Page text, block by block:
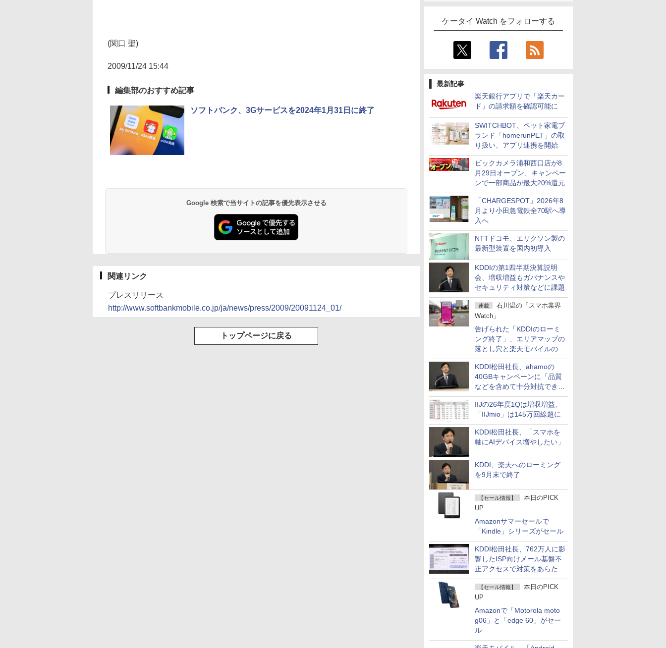
ケータイ Watch をフォローする
最新記事
楽天銀行アプリで「楽天カー
ド」の請求額を確認可能に
SWITCHBOT、ペット家電ブ
ランド「homerunPET」の取
り扱い、アプリ連携を開始
ビックカメラ浦和西口店が8
月29日オープン、キャンペー
ンで一部商品が最大20%還元
「CHARGESPOT」2026年8
月より小田急電鉄全70駅へ導
入へ
NTTドコモ、エリクソン製の
最新型装置を国内初導入
KDDIの第1四半期決算説明
会、増収増益もガバナンスや
セキュリティ対策などに課題
連載
石川温の「スマホ業界
Watch」
告げられた「KDDIのローミ
ング終了」、エリアマップの
落とし穴と楽天モバイルの課
題
KDDI松田社長、ahamoの
40GBキャンペーンに「品質
などを含めて十分対抗でき
る」
IIJの26年度1Qは増収増益、
「IIJmio」は145万回線超に
KDDI松田社長、「スマホを
軸にAIデバイス増やしたい」
KDDI、楽天へのローミング
を9月末で終了
【セール情報】
本日のPICK
UP
Amazonサマーセールで
「Kindle」シリーズがセール
KDDI松田社長、762万人に影
響したISP向けメール基盤不
正アクセスで対策をあらため
て説明
【セール情報】
本日のPICK
UP
Amazonで「Motorola moto
g06」と「edge 60」がセー
ル
(関口 聖)
2009/11/24 15:44
編集部のおすすめ記事
ソフトバンク、3Gサービスを2024年1月31日に終了
Google 検索で当サイトの記事を優先表示させる
関連リンク
プレスリリース
http://www.softbankmobile.co.jp/ja/news/press/2009/20091124_01/
トップページに戻る